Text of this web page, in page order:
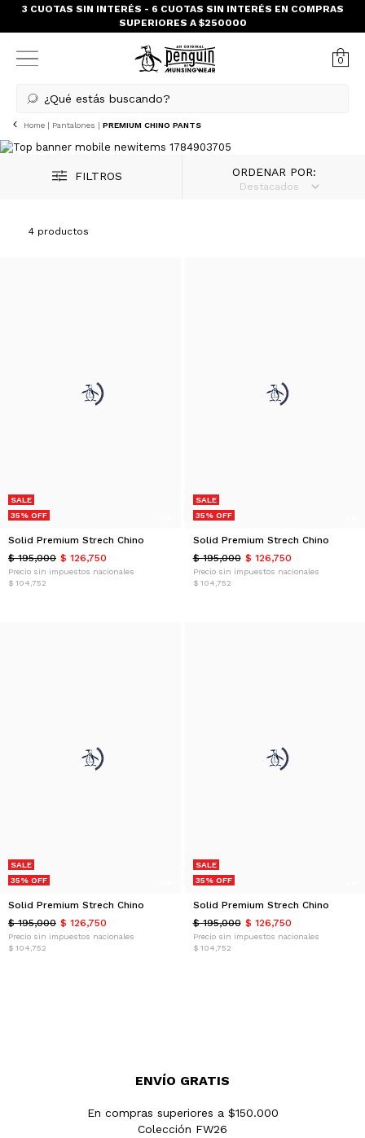
ENVIO GRATIS EN COMPRAS SUPERIORES A $150.000 - CABA Next
Day
0
¿Qué estás buscando?
Home | Pantalones | PREMIUM CHINO PANTS
FILTROS ORDENAR POR:
4 productos
SALE
35% OFF
Solid Premium Strech Chino
$ 195,000 $ 126,750
Precio sin impuestos nacionales
$ 104,752
SALE
35% OFF
Solid Premium Strech Chino
$ 195,000 $ 126,750
Precio sin impuestos nacionales
$ 104,752
SALE
35% OFF
Solid Premium Strech Chino
$ 195,000 $ 126,750
Precio sin impuestos nacionales
$ 104,752
SALE
35% OFF
Solid Premium Strech Chino
$ 195,000 $ 126,750
Precio sin impuestos nacionales
$ 104,752
ENVÍO GRATIS
En compras superiores a $150.000
Colección FW26